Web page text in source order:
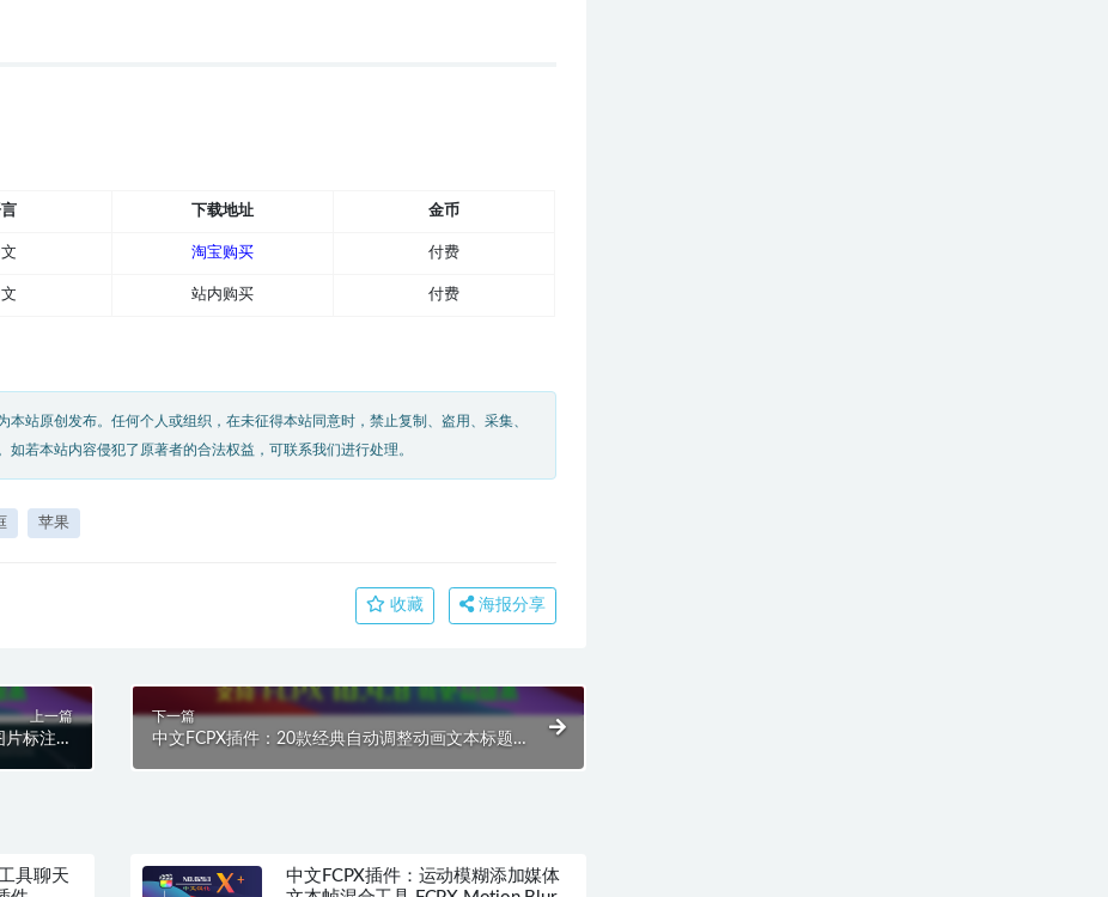
下载地址 金币
淘宝购买 付费
站内购买 付费
站原创发布。任何个人或组织，在未征得本站同意时，禁止复制、盗用、采集、
若本站内容侵犯了原著者的合法权益，可联系我们进行处理。
苹果
收藏 海报分享
上一篇
标注动
HQ0142
下一篇
中文FCPX插件：20款经典自动调整动画文本标题
具聊天
中文FCPX插件：运动模糊添加媒体